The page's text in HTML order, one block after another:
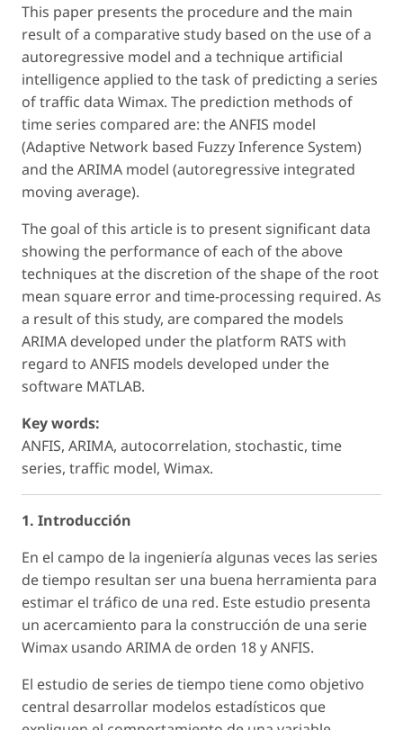
This paper presents the procedure and the main
result of a comparative study based on the use of a
autoregressive model and a technique artificial
intelligence applied to the task of predicting a series
of traffic data Wimax. The prediction methods of
time series compared are: the ANFIS model
(Adaptive Network based Fuzzy Inference System)
and the ARIMA model (autoregressive integrated
moving average).
The goal of this article is to present significant data
showing the performance of each of the above
techniques at the discretion of the shape of the root
mean square error and time-processing required. As
a result of this study, are compared the models
ARIMA developed under the platform RATS with
regard to ANFIS models developed under the
software MATLAB.
Key words:
ANFIS, ARIMA, autocorrelation, stochastic, time
series, traffic model, Wimax.
1. Introducción
En el campo de la ingeniería algunas veces las series
de tiempo resultan ser una buena herramienta para
estimar el tráfico de una red. Este estudio presenta
un acercamiento para la construcción de una serie
Wimax usando ARIMA de orden 18 y ANFIS.
El estudio de series de tiempo tiene como objetivo
central desarrollar modelos estadísticos que